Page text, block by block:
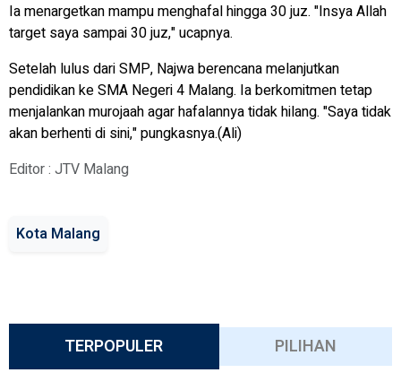
Ia menargetkan mampu menghafal hingga 30 juz. "Insya Allah
target saya sampai 30 juz," ucapnya.
Setelah lulus dari SMP, Najwa berencana melanjutkan
pendidikan ke SMA Negeri 4 Malang. Ia berkomitmen tetap
menjalankan murojaah agar hafalannya tidak hilang. "Saya tidak
akan berhenti di sini," pungkasnya.(Ali)
Editor : JTV Malang
Kota Malang
TERPOPULER PILIHAN